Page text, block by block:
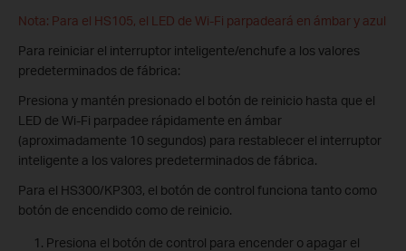
Nota: Para el HS105, el LED de Wi-Fi parpadeará en ámbar y azul
Para reiniciar el interruptor inteligente/enchufe a los valores
predeterminados de fábrica:
Presiona y mantén presionado el botón de reinicio hasta que el
LED de Wi-Fi parpadee rápidamente en ámbar
(aproximadamente 10 segundos) para restablecer el interruptor
inteligente a los valores predeterminados de fábrica.
Para el HS300/KP303, el botón de control funciona tanto como
botón de encendido como de reinicio.
Presiona el botón de control para encender o apagar el